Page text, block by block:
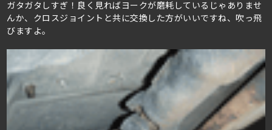
ガタガタしすぎ！良く見ればヨークが磨耗しているじゃありませ
んか、クロスジョイントと共に交換した方がいいですね、吹っ飛
びますよ。